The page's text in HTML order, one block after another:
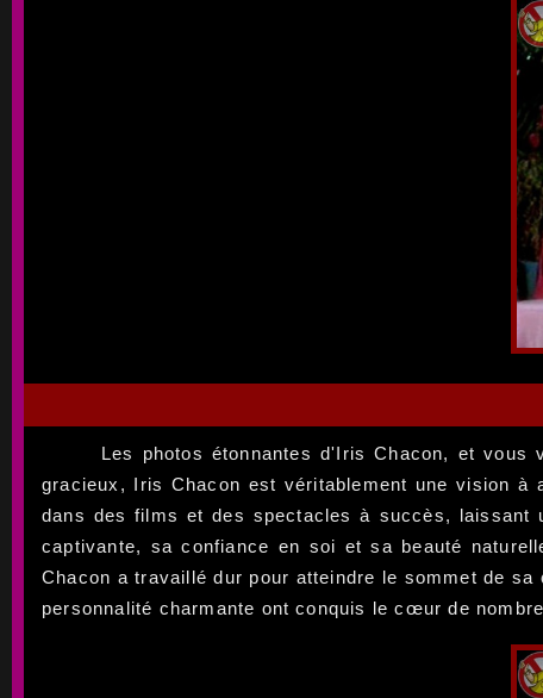
Les photos étonnantes d'Iris Chacon, et
gracieux, Iris Chacon est véritablement une vision
dans des films et des spectacles à succès, laissant
captivante, sa confiance en soi et sa beauté
Chacon a travaillé dur pour atteindre le sommet de
personnalité charmante ont conquis le cœur de